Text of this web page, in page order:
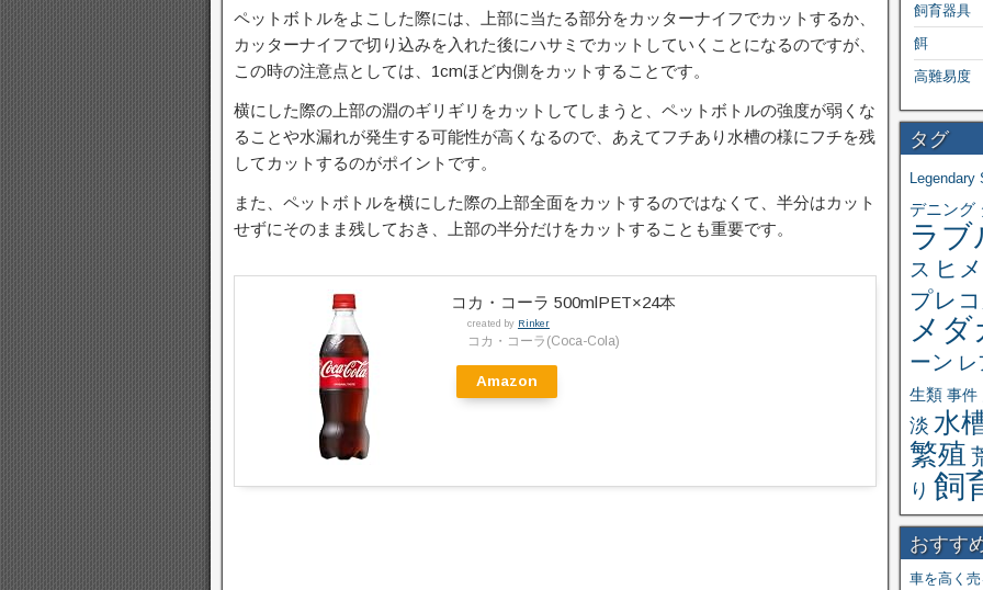
ペットボトルをよこした際には、上部に当たる部分をカッターナイフでカットするか、
カッターナイフで切り込みを入れた後にハサミでカットしていくことになるのですが、
この時の注意点としては、1cmほど内側をカットすることです。
横にした際の上部の淵のギリギリをカットしてしまうと、ペットボトルの強度が弱くな
ることや水漏れが発生する可能性が高くなるので、あえてフチあり水槽の様にフチを残
してカットするのがポイントです。
また、ペットボトルを横にした際の上部全面をカットするのではなくて、半分はカット
せずにそのまま残しておき、上部の半分だけをカットすることも重要です。
コカ・コーラ 500mlPET×24本
created by Rinker
コカ・コーラ(Coca-Cola)
Amazon
飼育器具
餌
高難易度
タグ
Legendary
デニング
ラブ
ス ヒ
プレ
メダ
ーン レ
生類 事件
淡 水
繁殖
り 飼
おすす
車を高く